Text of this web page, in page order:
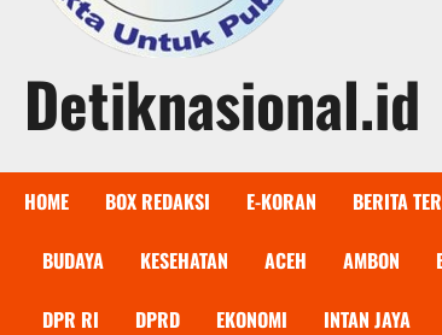
Detiknasional.id
HOME BOX REDAKSI E-KORAN BERITA
BUDAYA KESEHATAN ACEH AMBON
DPR RI DPRD EKONOMI INTAN JAYA